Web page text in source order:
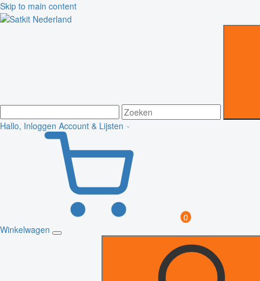
Skip to main content
Hallo, Inloggen Account & Lijsten
0
Winkelwagen